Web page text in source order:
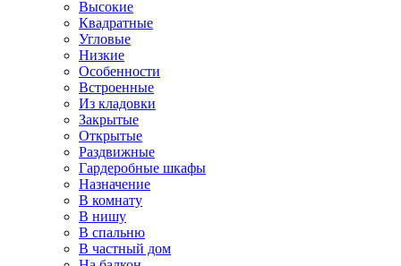
Высокие
Квадратные
Угловые
Низкие
Особенности
Встроенные
Из кладовки
Закрытые
Открытые
Раздвижные
Гардеробные шкафы
Назначение
В комнату
В нишу
В спальню
В частный дом